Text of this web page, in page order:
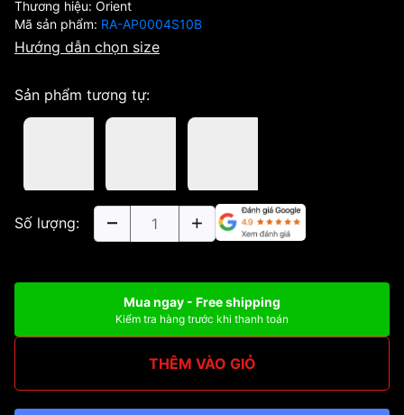
Thương hiệu: Orient
Mã sản phẩm: RA-AP0004S10B
Hướng dẫn chọn size
Sản phẩm tương tự:
Số lượng:
Mua ngay - Free shipping
Kiểm tra hàng trước khi thanh toán
THÊM VÀO GIỎ